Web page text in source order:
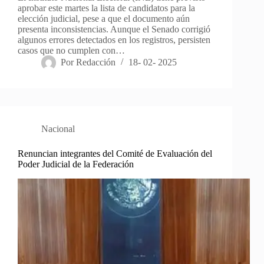
aprobar este martes la lista de candidatos para la
elección judicial, pese a que el documento aún
presenta inconsistencias. Aunque el Senado corrigió
algunos errores detectados en los registros, persisten
casos que no cumplen con…
Por Redacción 18- 02- 2025
Nacional
Renuncian integrantes del Comité de Evaluación del
Poder Judicial de la Federación